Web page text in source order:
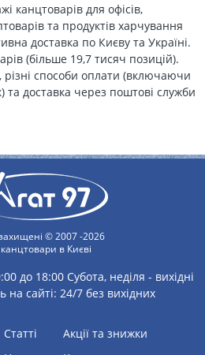
канцтоварів для офісів,
та продуктів харчування
доставка по Києву та Україні.
(більше 19,7 тисяч позицій).
способи оплати (включаючи
та доставка через поштові служби
© 2007 -2026
в Києві
до 18:00 Субота, неділя - вихідні
сайті: 24/7 без вихідних
статті
Акції та знижки